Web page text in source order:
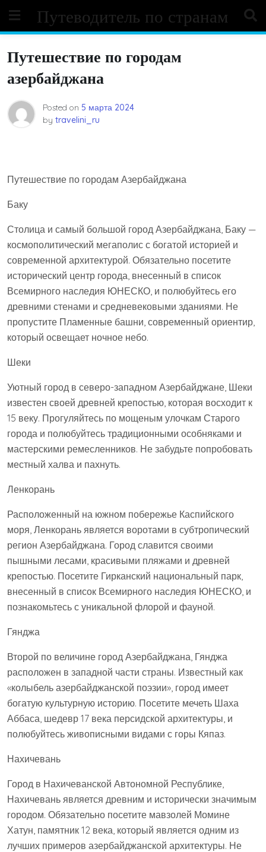
content
Путеводитель по странам
Путешествие по городам
азербайджана
Posted on 5 марта 2024
by travelini_ru
Путешествие по городам Азербайджана
Баку
Столица и самый большой город Азербайджана, Баку —
космополитический мегаполис с богатой историей и
современной архитектурой. Обязательно посетите
исторический центр города, внесенный в список
Всемирного наследия ЮНЕСКО, и полюбуйтесь его
древними стенами и средневековыми зданиями. Не
пропустите Пламенные башни, современный ориентир,
который освещает ночное небо.
Шеки
Уютный город в северо-западном Азербайджане, Шеки
известен своей древней крепостью, которая восходит к
15 веку. Прогуляйтесь по мощеным улочкам Старого
города и полюбуйтесь традиционными особняками и
мастерскими ремесленников. Не забудьте попробовать
местный халва и пахнуть.
Ленкорань
Расположенный на южном побережье Каспийского
моря, Ленкорань является воротами в субтропический
регион Азербайджана. Город славится своими
пышными лесами, красивыми пляжами и древней
крепостью. Посетите Гирканский национальный парк,
внесенный в список Всемирного наследия ЮНЕСКО, и
познакомьтесь с уникальной флорой и фауной.
Гянджа
Второй по величине город Азербайджана, Гянджа
расположен в западной части страны. Известный как
«колыбель азербайджанской поэзии», город имеет
богатую культурную историю. Посетите мечеть Шаха
Аббаса, шедевр 17 века персидской архитектуры, и
полюбуйтесь живописными видами с горы Кяпаз.
Нахичевань
Город в Нахичеванской Автономной Республике,
Нахичевань является древним и исторически значимым
городом. Обязательно посетите мавзолей Момине
Хатун, памятник 12 века, который является одним из
лучших примеров азербайджанской архитектуры. Не